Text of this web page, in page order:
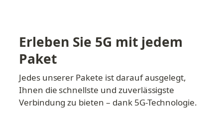
Erleben Sie 5G mit jedem
Paket
Jedes unserer Pakete ist darauf ausgelegt,
Ihnen die schnellste und zuverlässigste
Verbindung zu bieten – dank 5G-Technologie.